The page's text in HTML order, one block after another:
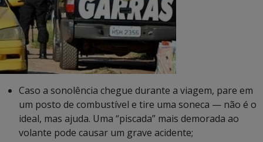
Caso a sonolência chegue durante a viagem, pare em
um posto de combustível e tire uma soneca — não é o
ideal, mas ajuda. Uma “piscada” mais demorada ao
volante pode causar um grave acidente;